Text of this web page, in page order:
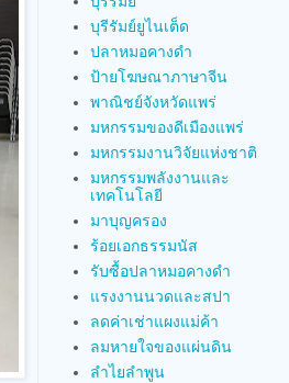
บุรีรัมย์ยูไนเต็ด
ปลาหมอคางดำ
ป้ายโฆษณาภาษาจีน
พาณิชย์จังหวัดแพร่
มหกรรมของดีเมืองแพร่
มหกรรมงานวิจัยแห่งชาติ
มหกรรมพลังงานและ
เทคโนโลยี
มาบุญครอง
ร้อยเอกธรรมนัส
รับซื้อปลาหมอคางดำ
แรงงานนวดและสปา
ลดค่าเช่าแผงแม่ค้า
ลมหายใจของแผ่นดิน
ลำไยลำพูน